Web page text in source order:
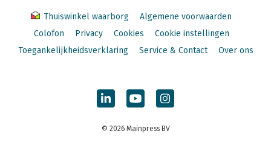
Thuiswinkel waarborg
Algemene voorwaarden
Colofon
Privacy Cookies
Cookie instellingen
Toegankelijkheidsverklaring
Service & Contact Over ons
© 2026 Mainpress BV